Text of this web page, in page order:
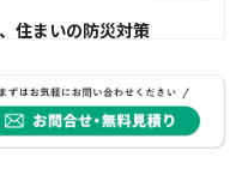
住まいの防災対策
よりお見舞い申し上げま
社長コラム